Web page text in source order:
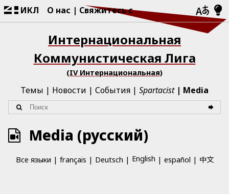
ИКЛ О нас Свяжитесь с
Интернациональная
Коммунистическая Лига
(IV Интернациональная)
Темы Новости События Spartacist Media
Media (русский)
Все языки français Deutsch English español 中文